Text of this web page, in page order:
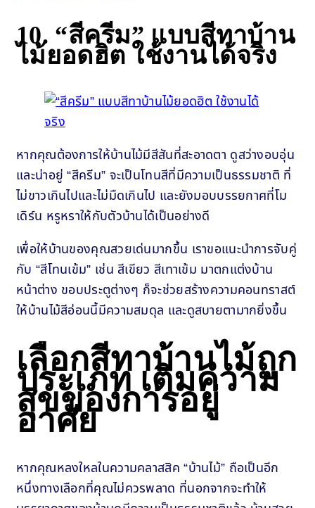
10. “สีครีม” แบบสีทาบ้าน
ไม้ยอดฮิต ใช้งานได้จริง
หากคุณต้องการให้บ้านไม้มีสีสันที่สะอาดตา ดูสว่างอบอุ่น
และน่าอยู่ “สีครีม” จะเป็นโทนสีที่มีความเป็นธรรมชาติ ที่
ไม่ขาวเกินไปและไม่มืดเกินไป และยังมอบบรรยกาศที่โม
เดิร์น หรูหราให้กับตัวบ้านได้เป็นอย่างดี
เพื่อให้บ้านของคุณสวยเด่นมากขึ้น เราขอแนะนำการจับคู่
กับ “สีโทนเข้ม” เช่น สีเขียว สีเทาเข้ม มาตกแต่งบ้าน
หน้าต่าง ขอบประตูต่างๆ ก็จะช่วยสร้างความคอนทราสต์
ให้บ้านไม้สีอ่อนนี้มีความสมดุล และดูสบายตามากยิ่งขึ้น
เลือกสีทาบ้านไม้ถูก
ประเภท เติมความ
สุขของการอยู่
อาศัย
หากคุณหลงใหลในความคลาสสิค “บ้านไม้” ถือเป็นอีก
หนึ่งทางเลือกที่คุณไม่ควรพลาด ที่นอกจากจะทำให้